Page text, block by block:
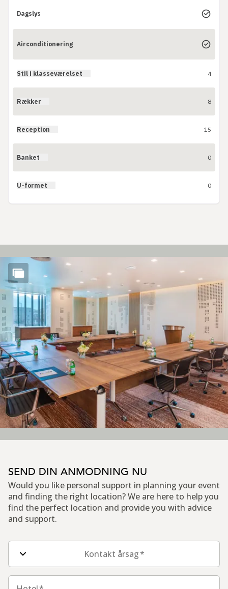
Dagslys
Airconditionering
Stil i klasseværelset 4
Rækker 8
Reception 15
Banket 0
U-formet 0
SEND DIN ANMODNING NU
Would you like personal support in planning your event
and finding the right location? We are here to help you
find the perfect location and provide you with advice
and support.
Felter i kontaktformularer
Kontakt årsag*
Hotel